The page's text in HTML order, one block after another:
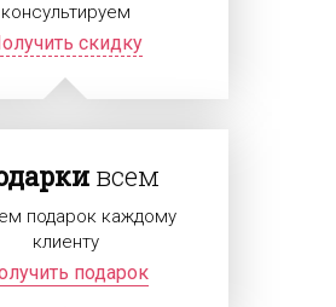
консультируем
скидку
всем
подарок каждому
клиенту
подарок